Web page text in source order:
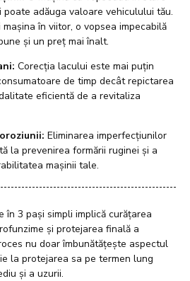
adăuga valoare vehiculului tău.
în viitor, o vopsea impecabilă
și un preț mai înalt.
Corecția lacului este mai puțin
de timp decât repictarea
eficientă de a revitaliza
Eliminarea imperfecțiunilor
la prevenirea formării ruginei și a
mașinii tale.
în 3 pași simpli implică curățarea
și protejarea finală a
nu doar îmbunătățește aspectul
la protejarea sa pe termen lung
și a uzurii.